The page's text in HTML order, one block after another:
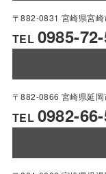
〒882-0831 宮崎県宮崎
TEL 0985-
〒882-0866 宮崎県延
TEL 0982-